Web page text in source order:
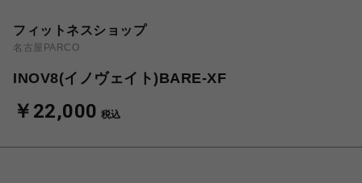
フィットネスショップ
名古屋PARCO
INOV8(イノヴェイト)BARE-XF
￥22,000 税込